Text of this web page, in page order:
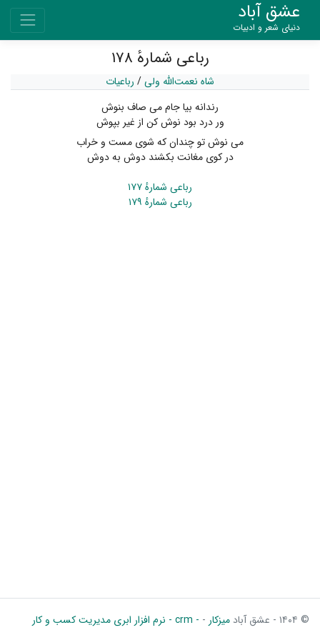
عشق آباد
دنیای شعر و ادبیات
رباعی شمارهٔ ۱۷۸
شاه نعمت‌الله ولی/ رباعیات
رندانه بیا جام می صاف بنوش
ور درد بود نوش کن از غیر بپوش
می نوش تو چندان که شوی مست و خراب
در کوی مغانت بکشند دوش به دوش
رباعی شمارهٔ ۱۷۷
رباعی شمارهٔ ۱۷۹
© ۱۴۰۴ - عشق آباد میزکار - - crm - نرم افزار ابری مدیریت کسب و کار